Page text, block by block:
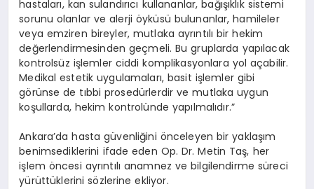
hastaları, kan sulandırıcı kullananlar, bağışıklık sistemi
sorunu olanlar ve alerji öyküsü bulunanlar, hamileler
veya emziren bireyler, mutlaka ayrıntılı bir hekim
değerlendirmesinden geçmeli. Bu gruplarda yapılacak
kontrolsüz işlemler ciddi komplikasyonlara yol açabilir.
Medikal estetik uygulamaları, basit işlemler gibi
görünse de tıbbi prosedürlerdir ve mutlaka uygun
koşullarda, hekim kontrolünde yapılmalıdır.”
Ankara’da hasta güvenliğini önceleyen bir yaklaşım
benimsediklerini ifade eden Op. Dr. Metin Taş, her
işlem öncesi ayrıntılı anamnez ve bilgilendirme süreci
yürüttüklerini sözlerine ekliyor.